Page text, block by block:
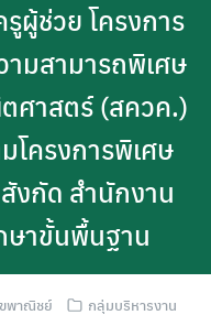
ผู้ช่วย โครงการ
มสามารถพิเศษ
ศาสตร์ (สควค.)
ครงการพิเศษ
งกัด สำนักงาน
ษาขั้นพื้นฐาน
พาณิชย์
กลุ่มบริหารงาน